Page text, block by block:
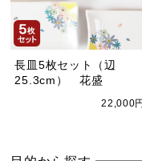
長皿5枚セット（辺
25.3cm） 花盛
22,000